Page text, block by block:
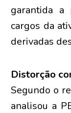
garantida a
cargos da
derivadas
Distorção
Segundo o
analisou a